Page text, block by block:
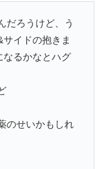
だろうけど、う
イドの抱きま
なるかなとハグ
のせいかもしれ